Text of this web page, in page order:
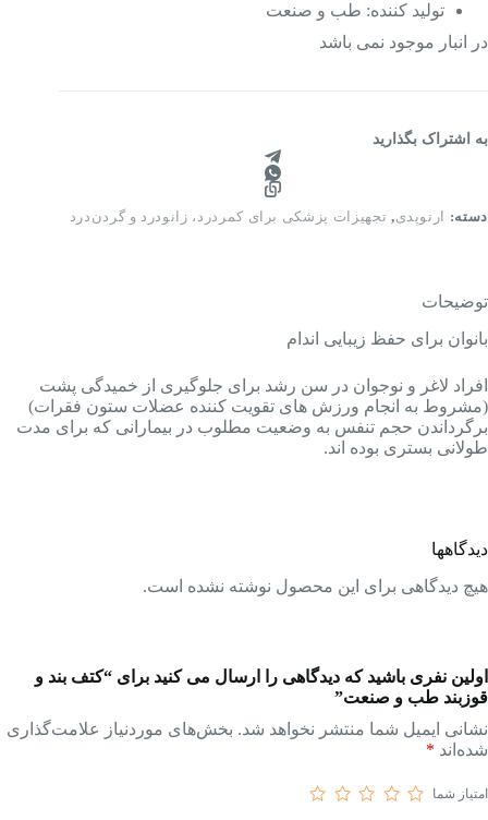
تولید کننده: طب و صنعت
در انبار موجود نمی باشد
به اشتراک بگذارید
دسته: ارتوپدی, تجهیزات پزشکی برای کمردرد، زانودرد و گردن‌درد
توضیحات
بانوان برای حفظ زیبایی اندام
افراد لاغر و نوجوان در سن رشد برای جلوگیری از خمیدگی پشت
(مشروط به انجام ورزش های تقویت کننده عضلات ستون فقرات)
برگرداندن حجم تنفس به وضعیت مطلوب در بیمارانی که برای مدت
طولانی بستری بوده اند.
دیدگاهها
هیچ دیدگاهی برای این محصول نوشته نشده است.
اولین نفری باشید که دیدگاهی را ارسال می کنید برای “کتف بند و
قوزبند طب و صنعت”
نشانی ایمیل شما منتشر نخواهد شد. بخش‌های موردنیاز علامت‌گذاری
شده‌اند *
امتیاز شما